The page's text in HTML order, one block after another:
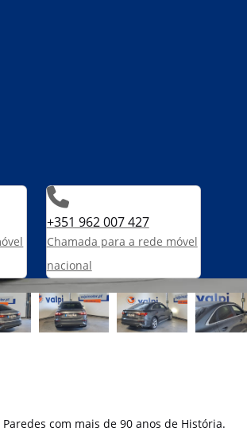
+351 962 007 427
Chamada para a rede móvel
nacional
com mais de 90 anos de História.